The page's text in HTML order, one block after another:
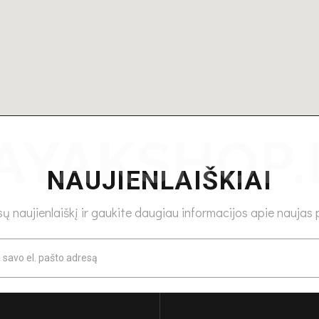
NAUJIENLAIŠKIAI
naujienlaiškį ir gaukite daugiau informacijos apie naujas